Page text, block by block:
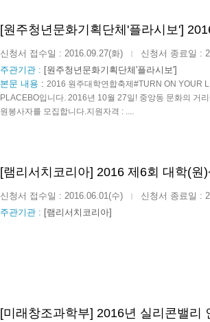
[원주청년문화기획단체'플라시보']
신청서 접수일 : 2016.09.27(화) |
신청서 종료일 :
주관기관 : [원주청년문화기획단체'플라시보']
본문 내용 : 2016 원주대학연합축제#TURN ON YOUR
PLACEBO입니다. 2016년 10월 27일! 중앙동 문화의 거
원봉사자를 모집합니다.지원자격 : ....
[램리서치코리아] 2016 제6회 대학(원
신청서 접수일 : 2016.06.01(수) |
신청서 종료일 :
주관기관 : [램리서치코리아]
[미래창조과학부] 2016년 실리콘밸리